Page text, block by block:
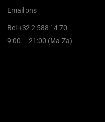
Email ons
Bel +32 2 588 14 70
9:00 — 21:00 (Ma-Za)